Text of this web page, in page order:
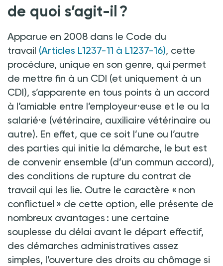
de quoi s’agit-il ?
Apparue en 2008 dans le Code du
travail (Articles L1237-11 à L1237-16), cette
procédure, unique en son genre, qui permet
de mettre fin à un CDI (et uniquement à un
CDI), s’apparente en tous points à un accord
à l’amiable entre l’employeur·euse et le ou la
salarié·e (vétérinaire, auxiliaire vétérinaire ou
autre). En effet, que ce soit l’une ou l’autre
des parties qui initie la démarche, le but est
de convenir ensemble (d’un commun accord),
des conditions de rupture du contrat de
travail qui les lie. Outre le caractère « non
conflictuel » de cette option, elle présente de
nombreux avantages : une certaine
souplesse du délai avant le départ effectif,
des démarches administratives assez
simples, l’ouverture des droits au chômage si